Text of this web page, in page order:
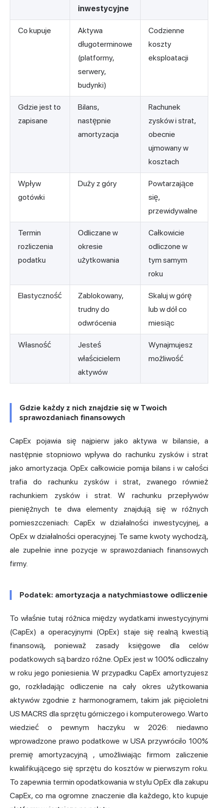
inwestycyjne
Co kupuje
Aktywa
długoterminowe
(platformy,
serwery,
budynki)
Codzienne
koszty
eksploatacji
Gdzie jest to
zapisane
Bilans,
następnie
amortyzacja
Rachunek
zysków i strat,
obecnie
ujmowany w
kosztach
Wpływ
gotówki
Duży z góry
Powtarzające
się,
przewidywalne
Termin
rozliczenia
podatku
Odliczane w
okresie
użytkowania
Całkowicie
odliczone w
tym samym
roku
Elastyczność
Zablokowany,
trudny do
odwrócenia
Skaluj w górę
lub w dół co
miesiąc
Własność
Jesteś
właścicielem
aktywów
Wynajmujesz
możliwość
Gdzie każdy z nich znajdzie się w Twoich
sprawozdaniach finansowych
CapEx pojawia się najpierw jako aktywa w bilansie, a
następnie stopniowo wpływa do rachunku zysków i strat
jako amortyzacja. OpEx całkowicie pomija bilans i w całości
trafia do rachunku zysków i strat, zwanego również
rachunkiem zysków i strat. W rachunku przepływów
pieniężnych te dwa elementy znajdują się w różnych
pomieszczeniach: CapEx w działalności inwestycyjnej, a
OpEx w działalności operacyjnej. Te same kwoty wychodzą,
ale zupełnie inne pozycje w sprawozdaniach finansowych
firmy.
Podatek: amortyzacja a natychmiastowe odliczenie
To właśnie tutaj różnica między wydatkami inwestycyjnymi
(CapEx) a operacyjnymi (OpEx) staje się realną kwestią
finansową, ponieważ zasady księgowe dla celów
podatkowych są bardzo różne. OpEx jest w 100% odliczalny
w roku jego poniesienia. W przypadku CapEx amortyzujesz
go, rozkładając odliczenie na cały okres użytkowania
aktywów zgodnie z harmonogramem, takim jak pięcioletni
US MACRS dla sprzętu górniczego i komputerowego. Warto
wiedzieć o pewnym haczyku w 2026: niedawno
wprowadzone prawo podatkowe w USA przywróciło 100%
premię amortyzacyjną, umożliwiając firmom zaliczenie
kwalifikującego się sprzętu do kosztów w pierwszym roku.
To zapewnia termin opodatkowania w stylu OpEx dla zakupu
CapEx, co ma ogromne znaczenie dla każdego, kto kupuje